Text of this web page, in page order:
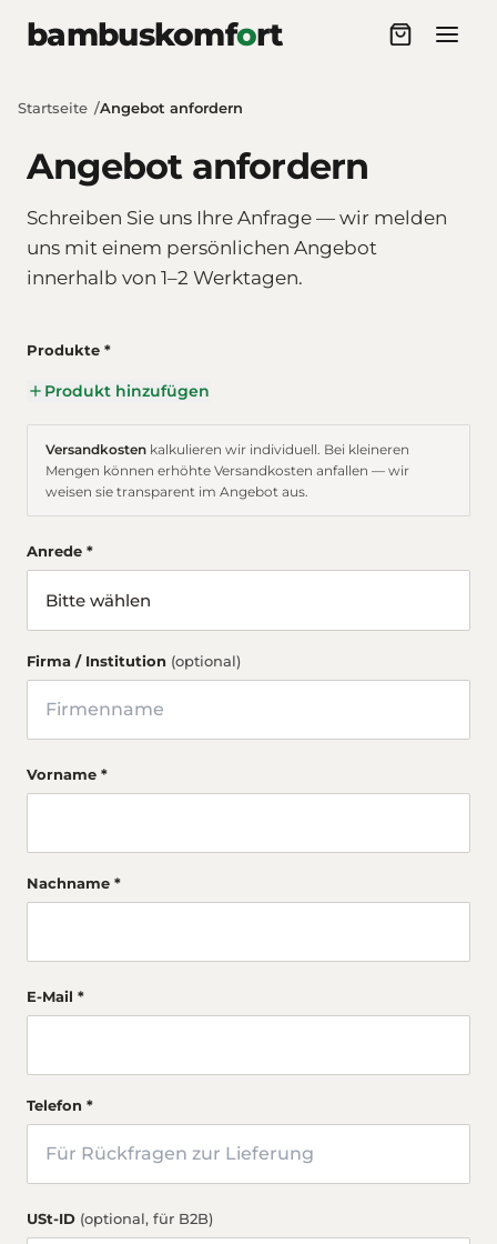
bambuskomfort
Startseite Angebot anfordern
Angebot anfordern
Schreiben Sie uns Ihre Anfrage — wir melden
uns mit einem persönlichen Angebot
innerhalb von 1–2 Werktagen.
Produkte *
Produkt hinzufügen
Versandkosten kalkulieren wir individuell. Bei kleineren
Mengen können erhöhte Versandkosten anfallen — wir
weisen sie transparent im Angebot aus.
Anrede *
Firma / Institution (optional)
Vorname *
Nachname *
E-Mail *
Telefon *
USt-ID (optional, für B2B)